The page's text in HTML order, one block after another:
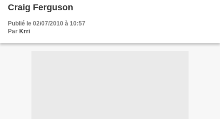
Craig Ferguson
Publié le 02/07/2010 à 10:57
Par Krri